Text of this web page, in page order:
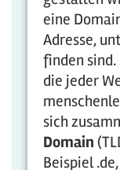
eine
Adresse,
finden
die jeder
sich
Domain
Beispiel